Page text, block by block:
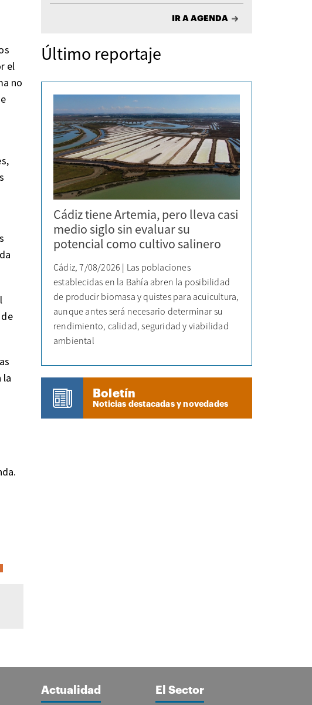
el
no
la
IR A AGENDA
Último reportaje
Cádiz tiene Artemia, pero lleva casi
medio siglo sin evaluar su
potencial como cultivo salinero
Cádiz, 7/08/2026 | Las poblaciones
establecidas en la Bahía abren la posibilidad
de producir biomasa y quistes para acuicultura,
aunque antes será necesario determinar su
rendimiento, calidad, seguridad y viabilidad
ambiental
Boletín
Noticias destacadas y novedades
Actualidad El Sector